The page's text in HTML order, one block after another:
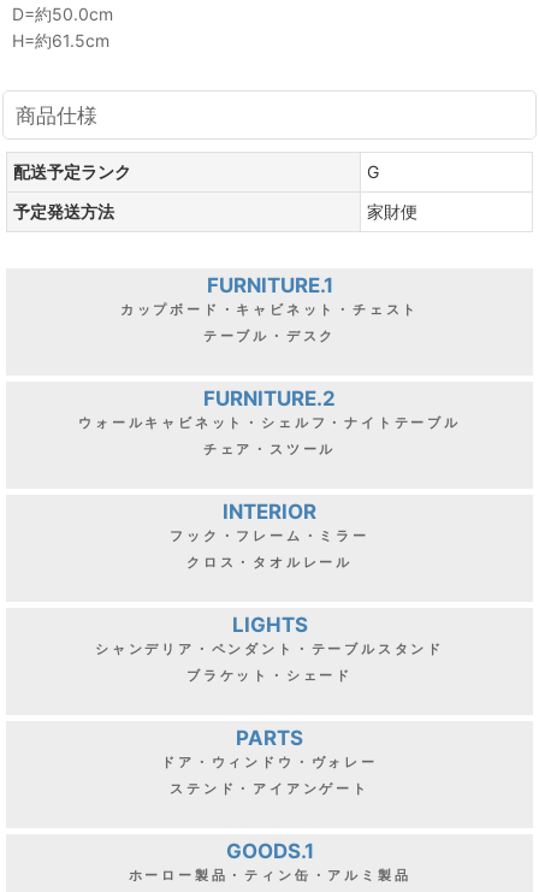
D=約50.0cm
H=約61.5cm
商品仕様
配送予定ランク
G
予定発送方法
家財便
FURNITURE.1
カップボード・キャビネット・チェスト
テーブル・デスク
FURNITURE.2
ウォールキャビネット・シェルフ・ナイトテーブル
チェア・スツール
INTERIOR
フック・フレーム・ミラー
クロス・タオルレール
LIGHTS
シャンデリア・ペンダント・テーブルスタンド
ブラケット・シェード
PARTS
ドア・ウィンドウ・ヴォレー
ステンド・アイアンゲート
GOODS.1
ホーロー製品・ティン缶・アルミ製品